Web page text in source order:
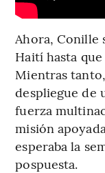
Ahora, Conille
Haití hasta
Mientras
despliegue de
fuerza
misión
esperaba la
pospuesta.